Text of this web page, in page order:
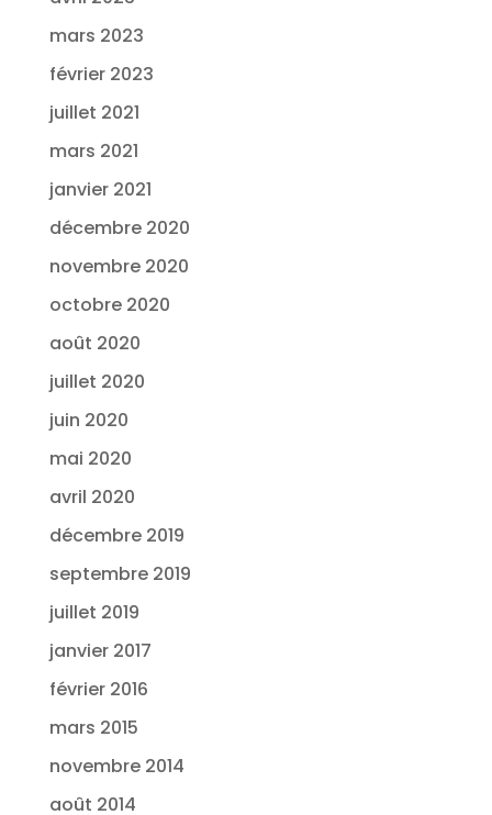
mars 2023
février 2023
juillet 2021
mars 2021
janvier 2021
décembre 2020
novembre 2020
octobre 2020
août 2020
juillet 2020
juin 2020
mai 2020
avril 2020
décembre 2019
septembre 2019
juillet 2019
janvier 2017
février 2016
mars 2015
novembre 2014
août 2014